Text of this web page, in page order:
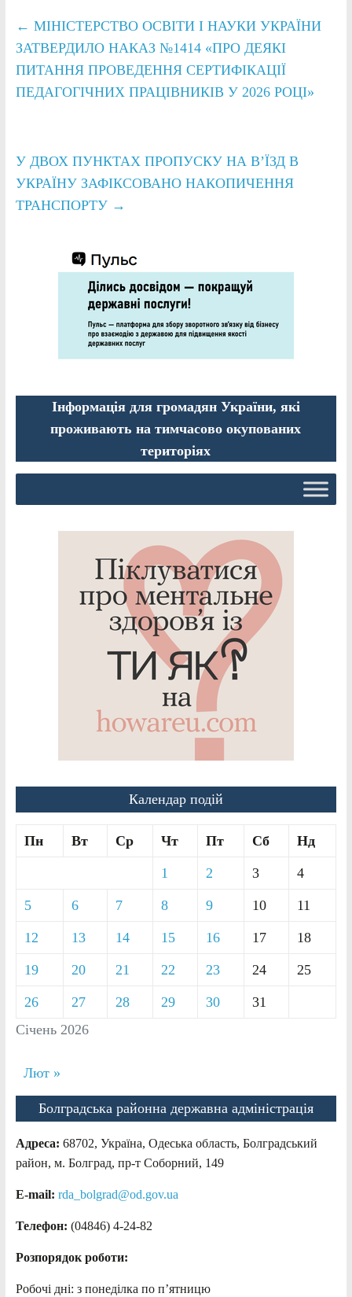
← МІНІСТЕРСТВО ОСВІТИ І НАУКИ УКРАЇНИ
ЗАТВЕРДИЛО НАКАЗ №1414 «ПРО ДЕЯКІ
ПИТАННЯ ПРОВЕДЕННЯ СЕРТИФІКАЦІЇ
ПЕДАГОГІЧНИХ ПРАЦІВНИКІВ У 2026 РОЦІ»
У ДВОХ ПУНКТАХ ПРОПУСКУ НА В’ЇЗД В
УКРАЇНУ ЗАФІКСОВАНО НАКОПИЧЕННЯ
ТРАНСПОРТУ →
Інформація для громадян України, які
проживають на тимчасово окупованих
територіях
Календар подій
Січень 2026
Пн Вт Ср Чт Пт Сб Нд
1 2 3 4
5 6 7 8 9 10 11
12 13 14 15 16 17 18
19 20 21 22 23 24 25
26 27 28 29 30 31
Лют »
Болградська районна державна адміністрація
Адреса: 68702, Україна, Одеська область, Болградський
район, м. Болград, пр-т Соборний, 149
E-mail: rda_bolgrad@od.gov.ua
Телефон: (04846) 4-24-82
Розпорядок роботи:
Робочі дні: з понеділка по п’ятницю